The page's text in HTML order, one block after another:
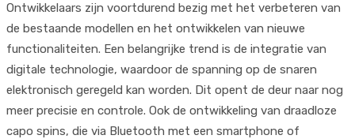
Ontwikkelaars zijn voortdurend bezig met het verbeteren van
de bestaande modellen en het ontwikkelen van nieuwe
functionaliteiten. Een belangrijke trend is de integratie van
digitale technologie, waardoor de spanning op de snaren
elektronisch geregeld kan worden. Dit opent de deur naar nog
meer precisie en controle. Ook de ontwikkeling van draadloze
capo spins, die via Bluetooth met een smartphone of